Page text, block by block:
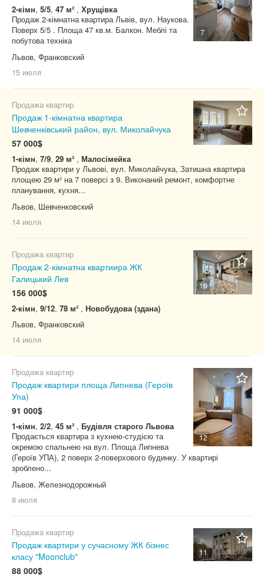
7
2-кімн, 5/5, 47 м² , Хрущівка
Продаж 2-кімнатна квартира Львів, вул. Наукова.
Поверх 5/5 . Площа 47 кв.м. Балкон. Меблі та
побутова техніка
Львов, Франковский
15 июля
8
Продажа квартир
Продаж 1-кімнатна квартира
Шевченківський район, вул. Миколайчука
57 000$
1-кімн, 7/9, 29 м² , Малосімейка
Продаж квартири у Львові, вул. Миколайчука, Затишна квартира
площею 29 м² на 7 поверсі з 9. Виконаний ремонт, комфортне
планування, кухня...
Львов, Шевченковский
14 июля
16
Продажа квартир
Продаж 2-кімнатна квартиира ЖК
Галицький Лев
156 000$
2-кімн, 9/12, 78 м² , Новобудова (здана)
Львов, Франковский
14 июля
12
Продажа квартир
Продаж квартири площа Липнева (Героїв
Упа)
91 000$
1-кімн, 2/2, 45 м² , Будівля старого Львова
Продається квартира з кухнею-студією та
окремою спальнею на вул. Площа Липнева
(Героїв УПА), 2 поверх 2-поверхового будинку. У квартирі
зроблено...
Львов, Железнодорожный
8 июля
11
Продажа квартир
Продаж квартири у сучасному ЖК бізнес
класу "Moonclub"
88 000$